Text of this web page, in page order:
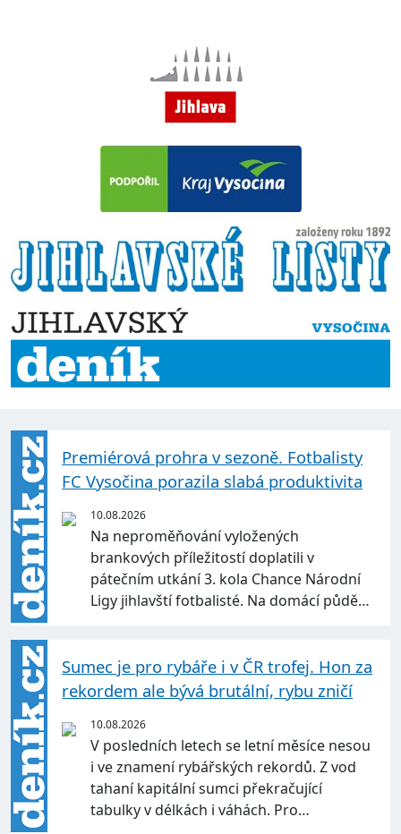
Premiérová prohra v sezoně. Fotbalisty
FC Vysočina porazila slabá produktivita
10.08.2026
Na neproměňování vyložených
brankových příležitostí doplatili v
pátečním utkání 3. kola Chance Národní
Ligy jihlavští fotbalisté. Na domácí půdě…
Sumec je pro rybáře i v ČR trofej. Hon za
rekordem ale bývá brutální, rybu zničí
10.08.2026
V posledních letech se letní měsíce nesou
i ve znamení rybářských rekordů. Z vod
tahaní kapitální sumci překračující
tabulky v délkách i váhách. Pro…